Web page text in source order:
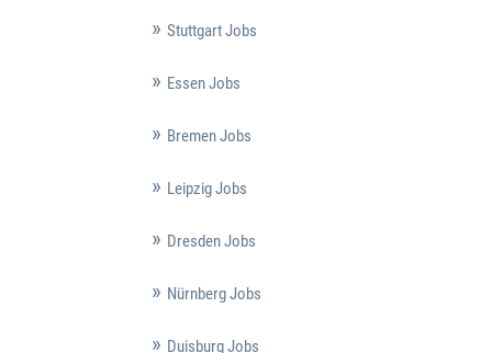
Stuttgart Jobs
Essen Jobs
Bremen Jobs
Leipzig Jobs
Dresden Jobs
Nürnberg Jobs
Duisburg Jobs